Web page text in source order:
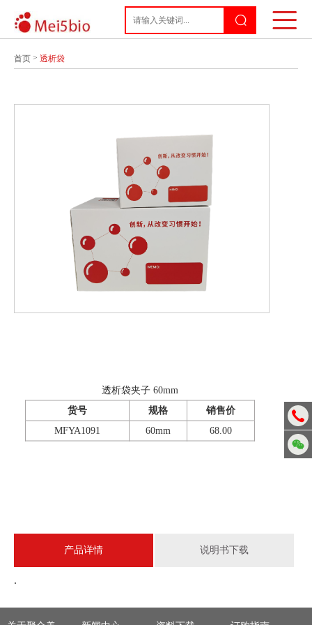
首页 > 透析袋
透析袋夹子 60mm
货号
规格
销售价
MFYA1091
60mm 68.00
产品详情 说明书下载
.